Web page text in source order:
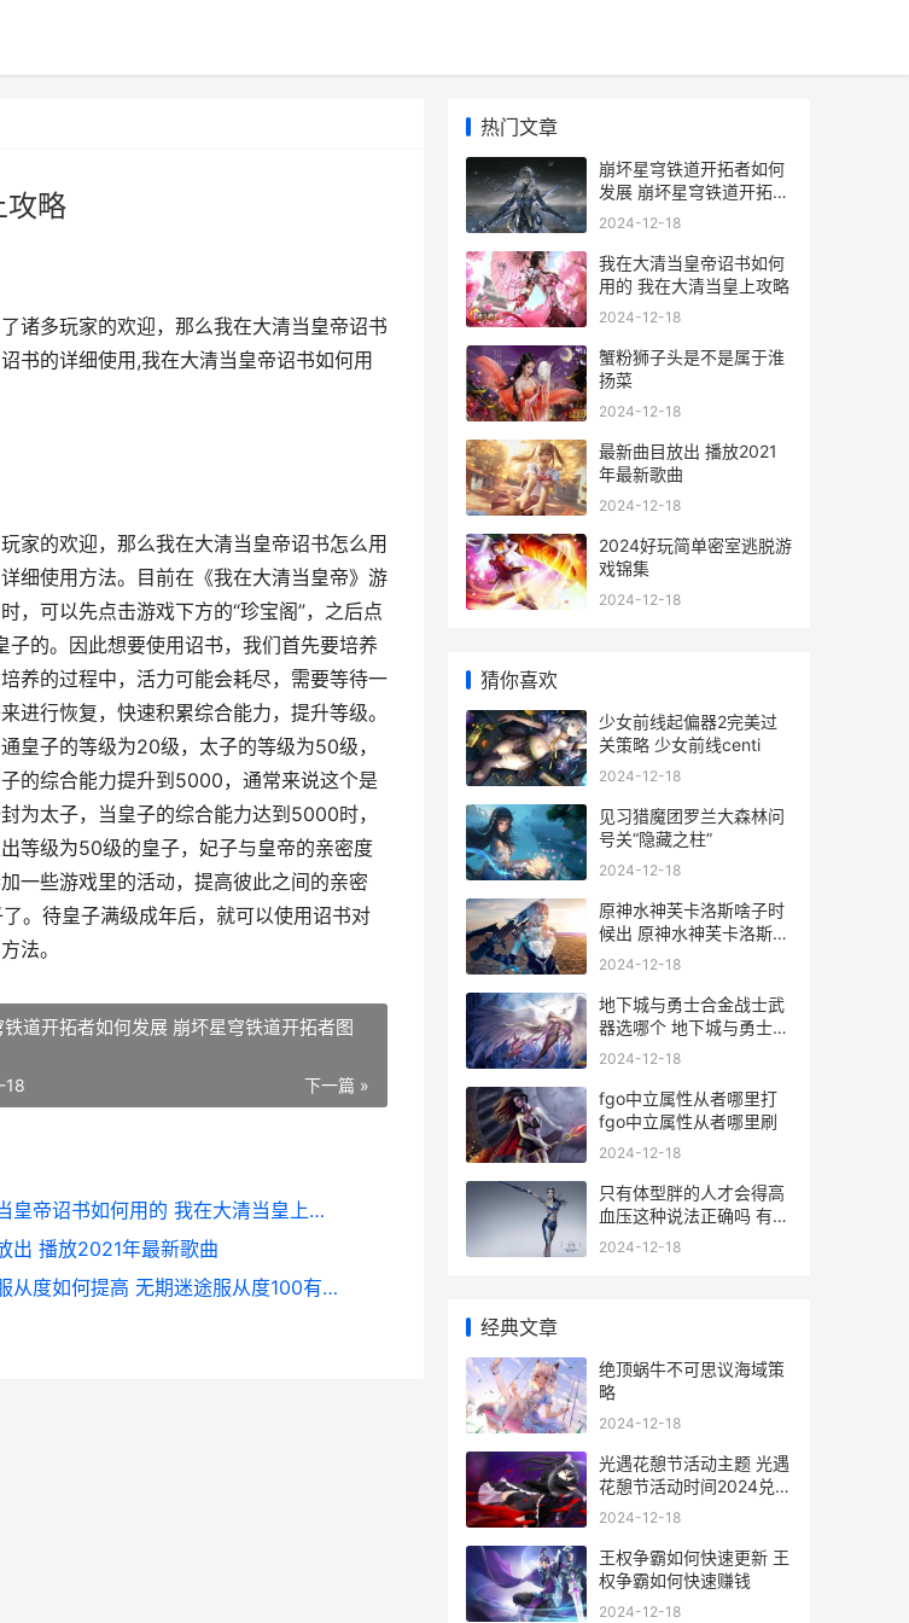
攻略
诸多玩家的欢迎，那么我在大清当皇帝诏书
书的详细使用,我在大清当皇帝诏书如何用
家的欢迎，那么我在大清当皇帝诏书怎么用
细使用方法。目前在《我在大清当皇帝》游
，可以先点击游戏下方的“珍宝阁”，之后点
子的。因此想要使用诏书，我们首先要培养
养的过程中，活力可能会耗尽，需要等待一
进行恢复，快速积累综合能力，提升等级。
皇子的等级为20级，太子的等级为50级，
的综合能力提升到5000，通常来说这个是
为太子，当皇子的综合能力达到5000时，
等级为50级的皇子，妃子与皇帝的亲密度
一些游戏里的活动，提高彼此之间的亲密
。待皇子满级成年后，就可以使用诏书对
法。
铁道开拓者如何发展 崩坏星穹铁道开拓者图
下一篇 »
18
我在大清当皇帝诏书如何用的 我在大清当皇上攻略
出 播放2021年最新歌曲
无期迷途服从度如何提高 无期迷途服从度100有什么用
热门文章
崩坏星穹铁道开拓者如何
发展 崩坏星穹铁道开拓者
图片
2024-12-18
我在大清当皇帝诏书如何
用的 我在大清当皇上攻略
2024-12-18
蟹粉狮子头是不是属于淮
扬菜
2024-12-18
最新曲目放出 播放2021
年最新歌曲
2024-12-18
2024好玩简单密室逃脱游
戏锦集
2024-12-18
猜你喜欢
少女前线起偏器2完美过
关策略 少女前线centi
2024-12-18
见习猎魔团罗兰大森林问
号关“隐藏之柱”
2024-12-18
原神水神芙卡洛斯啥子时
候出 原神水神芙卡洛斯结
局
2024-12-18
地下城与勇士合金战士武
器选哪个 地下城与勇士合
天空套
2024-12-18
fgo中立属性从者哪里打
fgo中立属性从者哪里刷
2024-12-18
只有体型胖的人才会得高
血压这种说法正确吗 有没
有胖的人
2024-12-18
经典文章
绝顶蜗牛不可思议海域策
略
2024-12-18
光遇花憩节活动主题 光遇
花憩节活动时间2024兑换
图
2024-12-18
王权争霸如何快速更新 王
权争霸如何快速赚钱
2024-12-18